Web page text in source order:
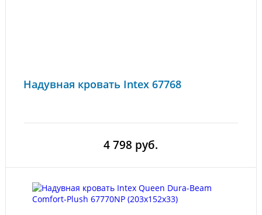
Надувная кровать Intex 67768
4 798 руб.